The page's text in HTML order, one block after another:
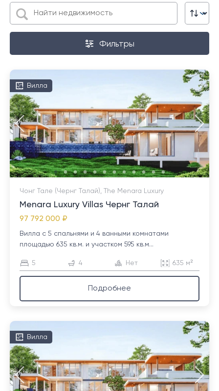
Фильтры
Вилла
Чонг Тале (Чернг Талай), The Menara Luxury
Menara Luxury Villas Чернг Талай
97 792 000 ₽
Вилла с 5 спальнями и 4 ванными комнатами
площадью 635 кв.м. и участком 595 кв.м...
5 4 Нет 635 м²
Подробнее
Вилла